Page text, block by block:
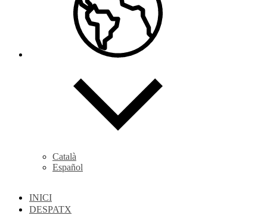
Català
Español
INICI
DESPATX